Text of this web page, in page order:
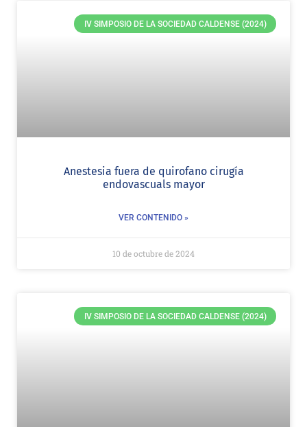
IV SIMPOSIO DE LA SOCIEDAD CALDENSE (2024)
Anestesia fuera de quirofano cirugía
endovascuals mayor
VER CONTENIDO »
10 de octubre de 2024
IV SIMPOSIO DE LA SOCIEDAD CALDENSE (2024)